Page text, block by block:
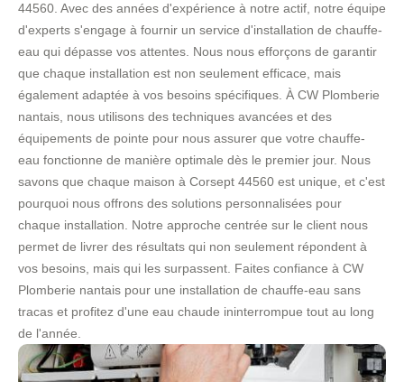
44560. Avec des années d'expérience à notre actif, notre équipe
d'experts s'engage à fournir un service d'installation de chauffe-
eau qui dépasse vos attentes. Nous nous efforçons de garantir
que chaque installation est non seulement efficace, mais
également adaptée à vos besoins spécifiques. À CW Plomberie
nantais, nous utilisons des techniques avancées et des
équipements de pointe pour nous assurer que votre chauffe-
eau fonctionne de manière optimale dès le premier jour. Nous
savons que chaque maison à Corsept 44560 est unique, et c'est
pourquoi nous offrons des solutions personnalisées pour
chaque installation. Notre approche centrée sur le client nous
permet de livrer des résultats qui non seulement répondent à
vos besoins, mais qui les surpassent. Faites confiance à CW
Plomberie nantais pour une installation de chauffe-eau sans
tracas et profitez d'une eau chaude ininterrompue tout au long
de l'année.